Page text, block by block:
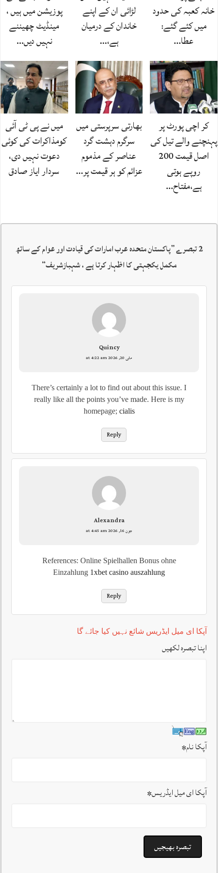
خانہ کعبہ کی حدود
میں کئے گئے:
عطا…
لڑائی ان کے اپنے
خاندان کے درمیان
ہے،…
پوزیشن میں ہیں ،
مینڈیٹ چھیننے
نہیں دیں…
کر اچی پورٹ پر
پہنچنے والے تیل کی
اصل قیمت 200
روپے ہوتی
ہے،مفتاح…
بھارتی سرپرستی میں
سرگرم دہشت گرد
عناصر کے مذموم
عزائم کو ہر قیمت پر…
میں نے پی ٹی آئی
کومذاکرات کی کوئی
دعوت نہیں دی،
سردار ایاز صادق
2 تبصرے ”
پاکستان متحدہ عرب امارات کی قیادت اور عوام کے ساتھ
مکمل یکجہتی کا اظہار کرتا ہے ، شہبازشریف“
Quincy
مئی 20, 2026 at 4:22 am
There’s certainly a lot to find out about this issue. I
really like all the points you’ve made. Here is my
homepage; cialis
Reply
Alexandra
جون 16, 2026 at 4:45 am
References: Online Spielhallen Bonus ohne
Einzahlung 1xbet casino auszahlung
Reply
آپکا ای میل ایڈریس شائع نہیں کیا جائے گا
اپنا تبصرہ لکھیں
آپکا نام*
آپکا ای میل ایڈریس*